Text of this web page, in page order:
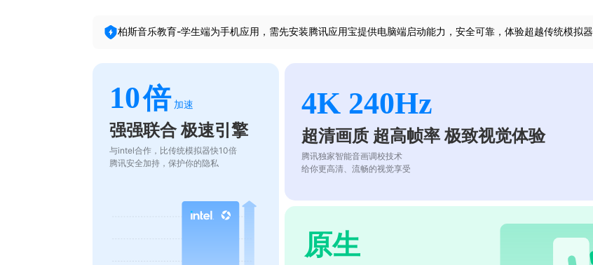
柏斯音乐教育-学生端为手机应用，需先安装腾讯应用宝提供电脑端启动能力，安全可靠，体验超越传统模拟器
10倍 加速
强强联合 极速引擎
与intel合作，比传统模拟器快10倍
腾讯安全加持，保护你的隐私
4K 240Hz
超清画质 超高帧率 极致视觉体验
腾讯独家智能音画调校技术
给你更高清、流畅的视觉享受
原生